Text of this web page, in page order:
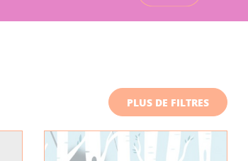
PLUS DE FILTRES